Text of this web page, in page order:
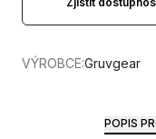
VÝROBCE:Gruvgear
POPIS